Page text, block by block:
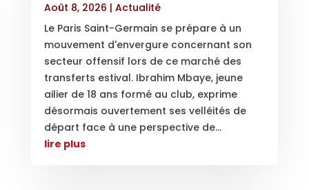
Août 8, 2026 | Actualité
Le Paris Saint-Germain se prépare à un
mouvement d'envergure concernant son
secteur offensif lors de ce marché des
transferts estival. Ibrahim Mbaye, jeune
ailier de 18 ans formé au club, exprime
désormais ouvertement ses velléités de
départ face à une perspective de...
lire plus